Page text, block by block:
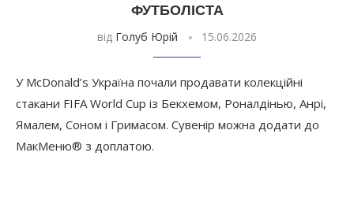
ФУТБОЛІСТА
від Голуб Юрій 15.06.2026
У McDonald’s Україна почали продавати колекційні
стакани FIFA World Cup із Бекхемом, Роналдінью, Анрі,
Ямалем, Соном і Гримасом. Сувенір можна додати до
МакМеню® з доплатою.